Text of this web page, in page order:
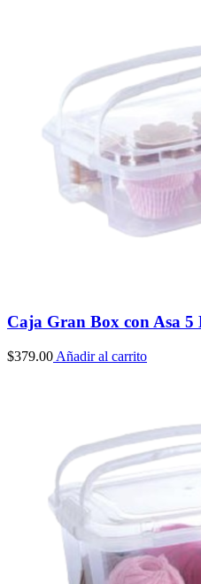
Caja Gran Box con Asa 5
$379.00 Añadir al carrito